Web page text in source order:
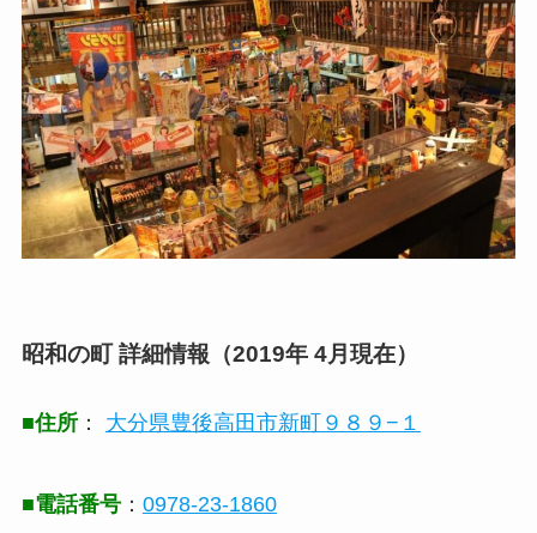
昭和の町 詳細情報（2019年 4月現在）
■住所： 大分県豊後高田市新町９８９−１
■電話番号： 0978-23-1860